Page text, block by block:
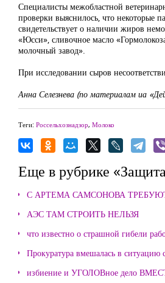
Специалисты межобластной
проверки выяснилось, что некоторые
свидетельствует о наличии жиров
«Юсси», сливочное масло
молочный завод».
При исследовании сыров
Анна Селезнева (по материалам иа
Теги: Россельхознадзор, Молоко
Еще в рубрике
С АРТЕМА САМСОНОВА
АЭС ТАМ СТРОИТЬ НЕЛЬЗЯ
что известно о страшной гибели
Прокуратура вмешалась в
избиение и УГОЛОВное дело